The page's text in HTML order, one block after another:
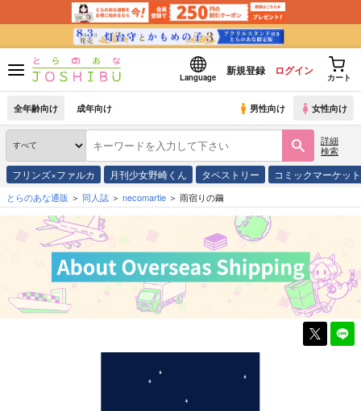
Language
新規登録 ログイン
カート
全年齢向け 成年向け 男性向け 女性向け
詳細
検索
フリンズ×ファルカ 月刊少女野崎くん タペストリー コミックマーケッ
とらのあな通販 同人誌 necomartie 雨宿りの繭